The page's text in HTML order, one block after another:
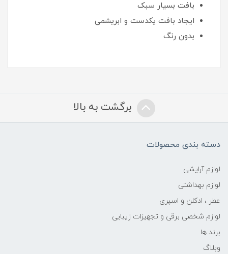
بافت بسیار سبک
ایجاد بافت یکدست و ابریشمی
بدون رنگ
برگشت به بالا
دسته بندی محصولات
لوازم آرایشی
لوازم بهداشتی
عطر ، ادکلن و اسپری
لوازم شخصی برقی و تجهیزات زیبایی
برند ها
وبلاگ